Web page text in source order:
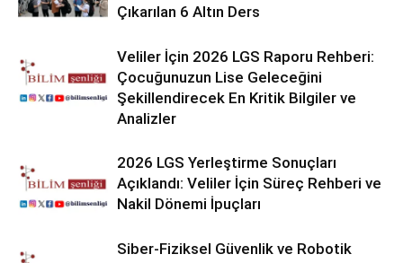
Çıkarılan 6 Altın Ders
Veliler İçin 2026 LGS Raporu Rehberi:
Çocuğunuzun Lise Geleceğini
Şekillendirecek En Kritik Bilgiler ve
Analizler
2026 LGS Yerleştirme Sonuçları
Açıklandı: Veliler İçin Süreç Rehberi ve
Nakil Dönemi İpuçları
Siber-Fiziksel Güvenlik ve Robotik